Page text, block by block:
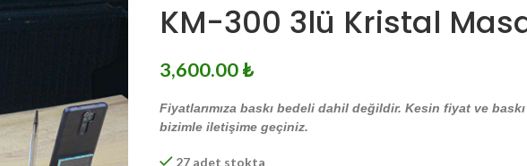
KM-300 3lü Kristal
3,600.00₺
Fiyatlarımıza baskı bedeli dahil değildir. Kesin fiyat ve
bizimle iletişime geçiniz.
27 adet stokta